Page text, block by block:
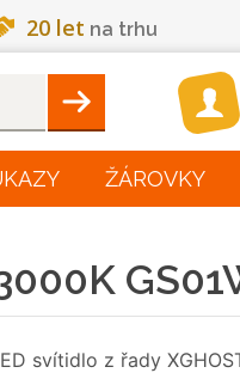
20 let na trhu
Hleadat
ŽÁROVKY
svítidlo z řady